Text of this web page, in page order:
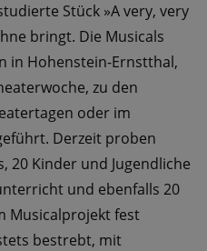
Stück »A very, very
bringt. Die Musicals
in Hohenstein­-Ernstthal,
zu den
oder im
Derzeit proben
20 Kinder und Jugendliche
und ebenfalls 20
Musicalprojekt fest
bestrebt, mit